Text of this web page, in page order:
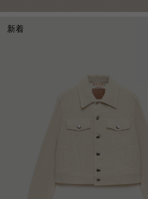
新着